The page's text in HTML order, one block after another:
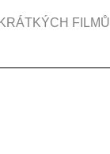
FILMŮ